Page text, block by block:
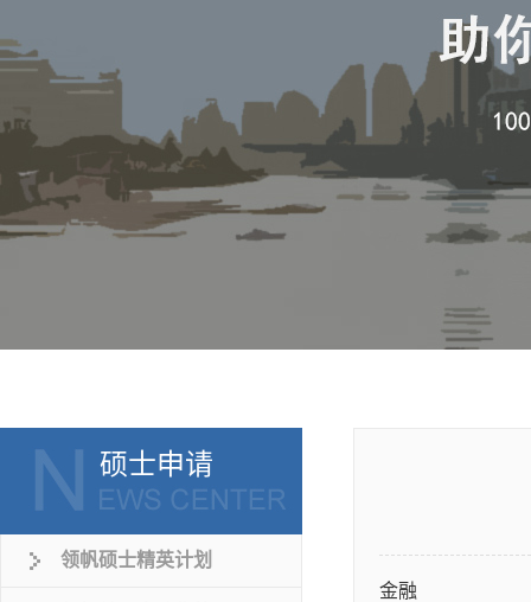
硕士申请
领帆硕士精英计划
金融